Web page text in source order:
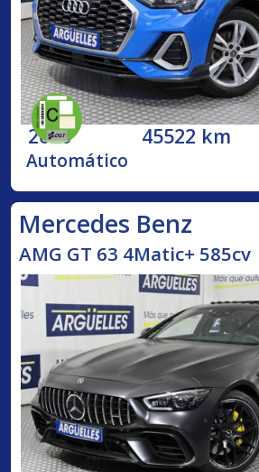
2020 45522 km
Automático
Mercedes Benz
AMG GT 63 4Matic+ 585cv